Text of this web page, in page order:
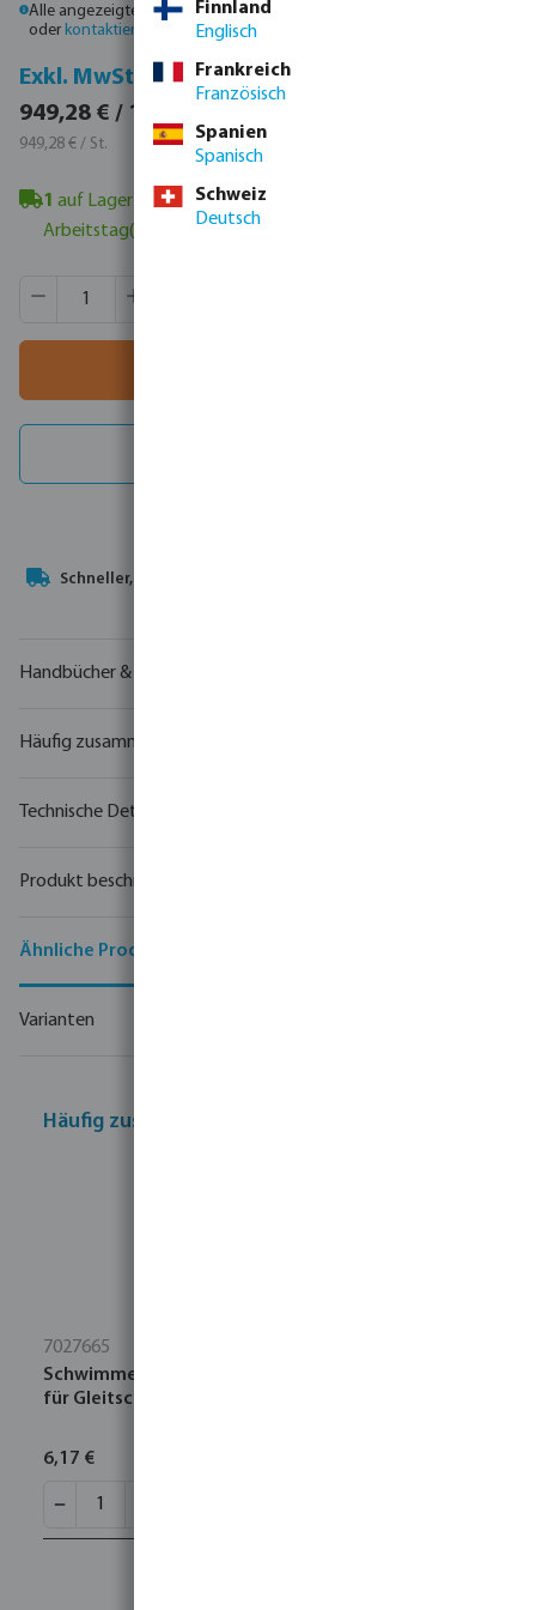
Alle angezeigten Preise sind Bruttopreise. Bitte
oderkontaktieren Sie den Vertrieb
Exkl. MwSt.
949,28 € / 1 St.
949,28 € / St.
Inkl. MwSt.
1.129,64 € / St.
1 auf Lager in Veghel, NL- Mindestlieferzeit: 1-2
Arbeitstag(e)
Produkt Anzahl: Gib den gewünschten Wert ein oder
Ihr
Handbücher & Zeichnungen
Häufig zusammen gekauft
Technische Details
Produkt beschreibung
Ähnliche Produkte
Varianten
Häufig zusammen gekauft
7027665
Schwimmerkugel HDPE 1/2" - 3/4" - 1" x 120 mm Typ
für Gleitschiene
6,17 €
Finnland
Englisch
Frankreich
Französisch
Spanien
Spanisch
Schweiz
Deutsch